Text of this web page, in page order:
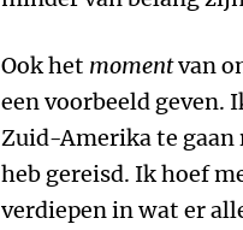
Ook het momentvan
een voorbeeld geven.
Zuid-Amerika te gaan
heb gereisd. Ik hoef
verdiepen in wat er